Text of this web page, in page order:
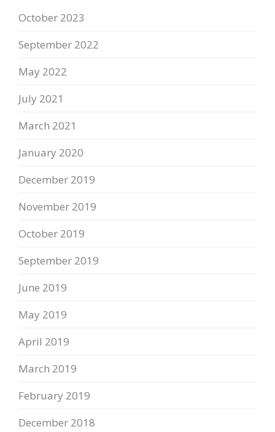
October 2023
September 2022
May 2022
July 2021
March 2021
January 2020
December 2019
November 2019
October 2019
September 2019
June 2019
May 2019
April 2019
March 2019
February 2019
December 2018